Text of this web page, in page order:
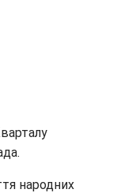
народних